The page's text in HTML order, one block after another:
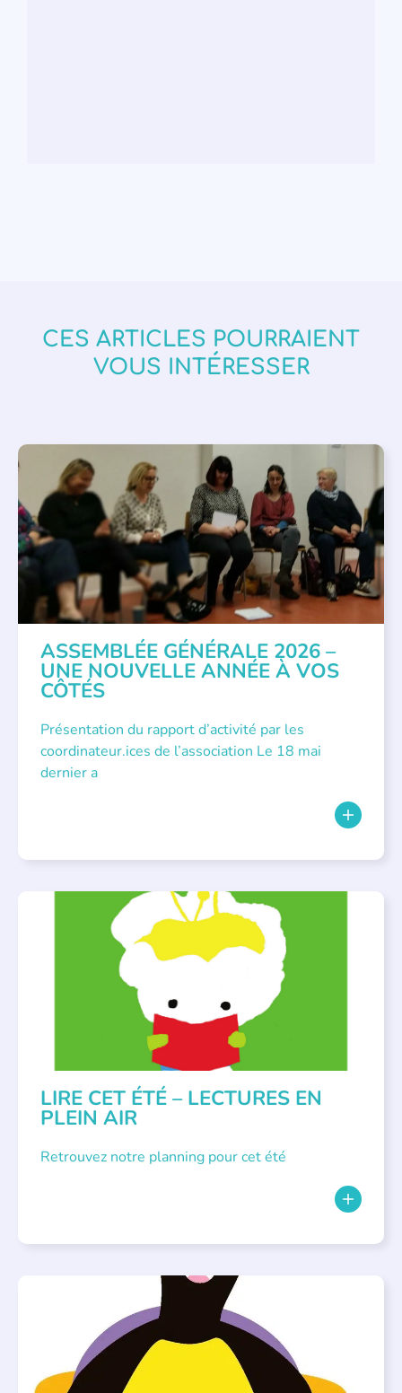
CES ARTICLES POURRAIENT
VOUS INTÉRESSER
APPEL À SOUTIEN , VIE DE L'ASSOCIATION
ASSEMBLÉE GÉNÉRALE 2026 –
UNE NOUVELLE ANNÉE À VOS
CÔTÉS
Présentation du rapport d’activité par les
coordinateur.ices de l’association Le 18 mai
dernier a
BIBLIOTHÈQUES ÉVÉNEMENTS , LECTURE INDIVIDUALISÉE
LITTÉRATURE JEUNESSE
LIRE CET ÉTÉ – LECTURES EN
PLEIN AIR
Retrouvez notre planning pour cet été